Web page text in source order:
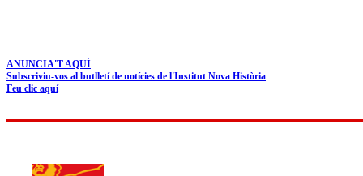
ANUNCIA'T AQUÍ
Subscriviu-vos al butlletí de notícies de l'Institut Nova Història
Feu clic aquí